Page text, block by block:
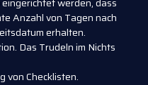
Anzahl von Tagen nach
erhalten.
Das Trudeln im Nichts
von Checklisten.